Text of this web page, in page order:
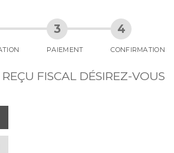
PAIEMENT CONFIRMATION
FISCAL DÉSIREZ-VOUS